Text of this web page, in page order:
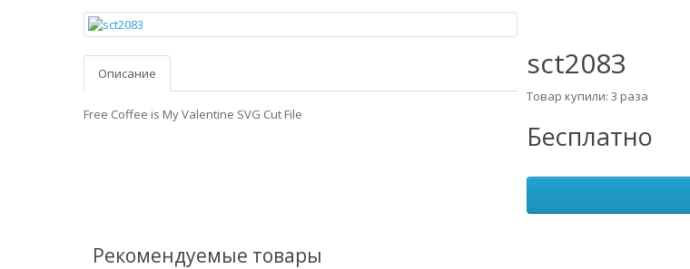
Описание
Free Coffee is My Valentine SVG Cut File
sct2083
Товар купили: 3 раза
Бесплатно
Рекомендуемые товары